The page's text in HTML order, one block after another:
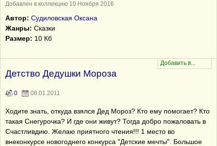
Добавлен в коллекцию 10 Ноября 2016
Автор: Судиловская Оксана
Жанры: Сказки
Размер: 10 Кб
Детство Дедушки Мороза
0 08.01.2011
Ходите знать, откуда взялся Дед Мороз? Кто ему помогает? Кто
такая Снегурочка? И где они живут? Тогда добро пожаловать в
Счастливдию. Желаю приятного чтения!!! 1 место во
внеконкурсе новогоднего конкурса "Детские мечты". Большое